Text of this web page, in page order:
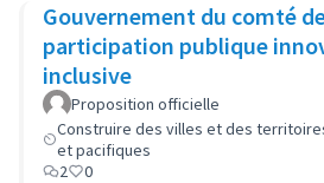
Gouvernement du comté
participation publique
inclusive
Proposition officielle
Construire des villes et des
et pacifiques
2
0